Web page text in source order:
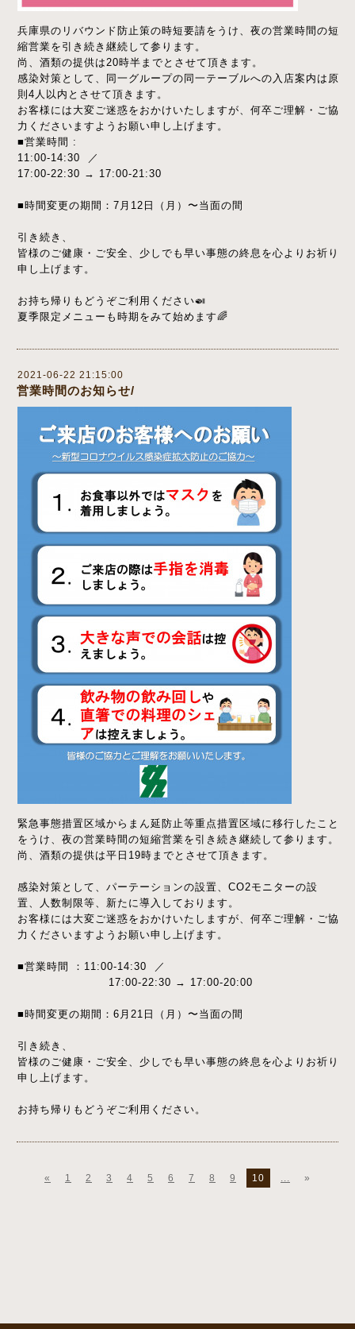
兵庫県のリバウンド防止策の時短要請をうけ、夜の営業時間の短
縮営業を引き続き継続して参ります。
尚、酒類の提供は20時半までとさせて頂きます。
感染対策として、同一グループの同一テーブルへの入店案内は原
則4人以内とさせて頂きます。
お客様には大変ご迷惑をおかけいたしますが、何卒ご理解・ご協
力くださいますようお願い申し上げます。
■営業時間 :
11:00-14:30 ／
17:00-22:30 → 17:00-21:30
■時間変更の期間：7月12日（月）〜当面の間
引き続き、
皆様のご健康・ご安全、少しでも早い事態の終息を心よりお祈り
申し上げます。
お持ち帰りもどうぞご利用ください🍛
夏季限定メニューも時期をみて始めます🌈
2021-06-22 21:15:00
営業時間のお知らせ/
緊急事態措置区域からまん延防止等重点措置区域に移行したこと
をうけ、夜の営業時間の短縮営業を引き続き継続して参ります。
尚、酒類の提供は平日19時までとさせて頂きます。
感染対策として、パーテーションの設置、CO2モニターの設
置、人数制限等、新たに導入しております。
お客様には大変ご迷惑をおかけいたしますが、何卒ご理解・ご協
力くださいますようお願い申し上げます。
■営業時間 ：11:00-14:30 ／
17:00-22:30 → 17:00-20:00
■時間変更の期間：6月21日（月）〜当面の間
引き続き、
皆様のご健康・ご安全、少しでも早い事態の終息を心よりお祈り
申し上げます。
お持ち帰りもどうぞご利用ください。
« 1 2 3 4 5 6 7 8 9 10 ... »